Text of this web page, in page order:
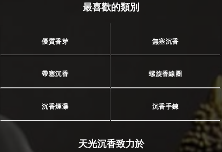
最喜歡的類別
優質香芽 無塞沉香
帶塞沉香 螺旋香線圈
沉香煙瀑 沉香手鍊
天光沉香致力於